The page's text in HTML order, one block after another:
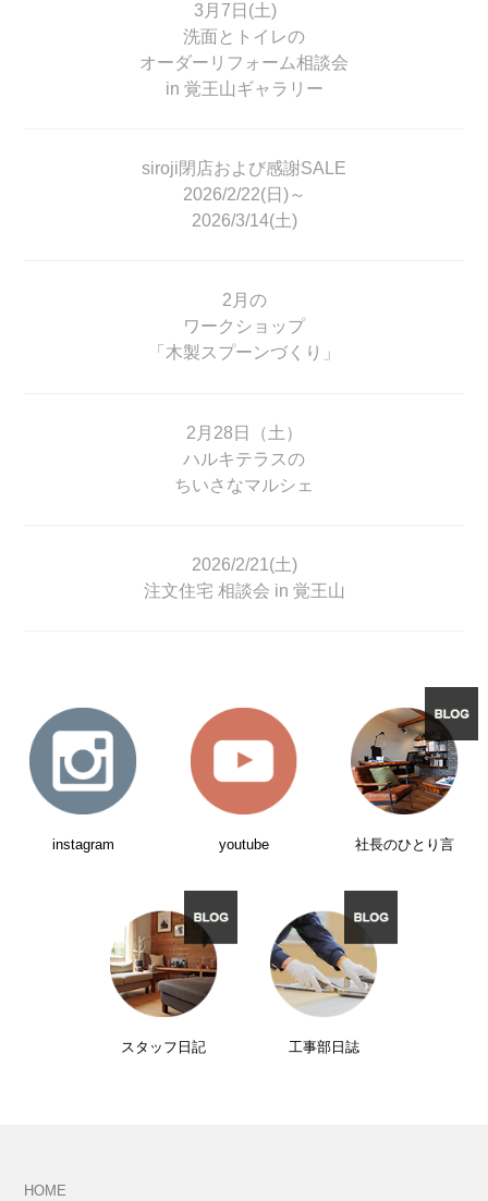
3月7日(土)
洗面とトイレの
オーダーリフォーム相談会
in 覚王山ギャラリー
siroji閉店および感謝SALE
2026/2/22(日)～
2026/3/14(土)
2月の
ワークショップ
「木製スプーンづくり」
2月28日（土）
ハルキテラスの
ちいさなマルシェ
2026/2/21(土)
注文住宅 相談会 in 覚王山
instagram youtube 社長のひとり言
スタッフ日記 工事部日誌
HOME